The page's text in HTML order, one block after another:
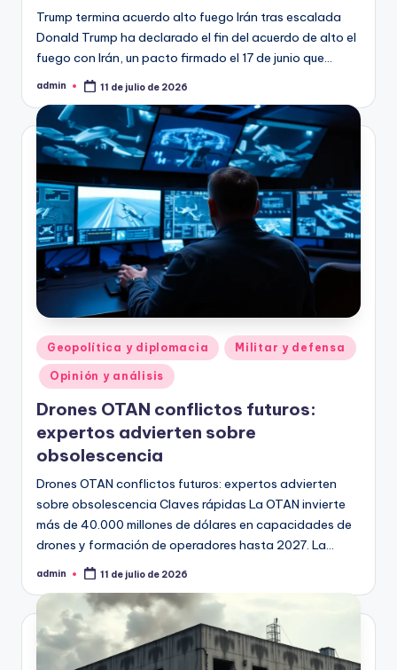
Trump termina acuerdo alto fuego Irán tras escalada
Donald Trump ha declarado el fin del acuerdo de alto el
fuego con Irán, un pacto firmado el 17 de junio que…
Publicado
admin 11 de julio de 2026
Publicado
en
Geopolítica y diplomacia Militar y defensa
Opinión y análisis
Drones OTAN conflictos futuros:
expertos advierten sobre
obsolescencia
Drones OTAN conflictos futuros: expertos advierten
sobre obsolescencia Claves rápidas La OTAN invierte
más de 40.000 millones de dólares en capacidades de
drones y formación de operadores hasta 2027. La…
Publicado
admin 11 de julio de 2026